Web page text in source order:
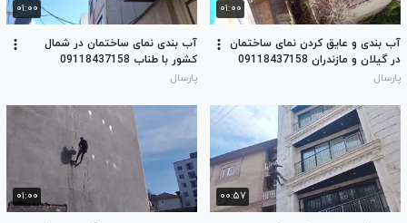
۰۱:۰۰
آب بندی و عایق کردن نمای ساختمان
در گیلان و مازندران 09118437158
پارسال
۰۱:۰۰
آب بندی نمای ساختمان در شمال
کشور با طناب 09118437158
پارسال
۰۰:۵۷ ۰۱:۰۰